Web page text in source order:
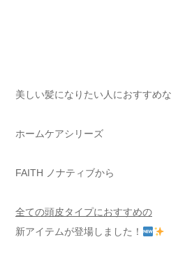
美しい髪になりたい人におすすめな
ホームケアシリーズ
FAITH ノナティブから
全ての頭皮タイプにおすすめの
新アイテムが登場しました！